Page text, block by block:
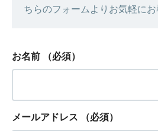
ちらのフォームよりお気軽にお
お名前 （必須）
メールアドレス （必須）